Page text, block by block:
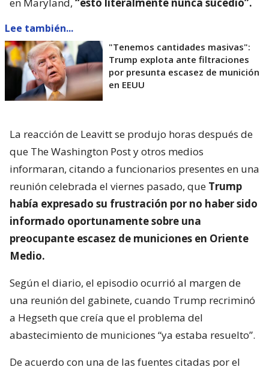
en Maryland, “esto literalmente nunca sucedió”.
Lee también...
"Tenemos cantidades masivas":
Trump explota ante filtraciones
por presunta escasez de munición
en EEUU
La reacción de Leavitt se produjo horas después de
que The Washington Post y otros medios
informaran, citando a funcionarios presentes en una
reunión celebrada el viernes pasado, que Trump
había expresado su frustración por no haber sido
informado oportunamente sobre una
preocupante escasez de municiones en Oriente
Medio.
Según el diario, el episodio ocurrió al margen de
una reunión del gabinete, cuando Trump recriminó
a Hegseth que creía que el problema del
abastecimiento de municiones “ya estaba resuelto”.
De acuerdo con una de las fuentes citadas por el